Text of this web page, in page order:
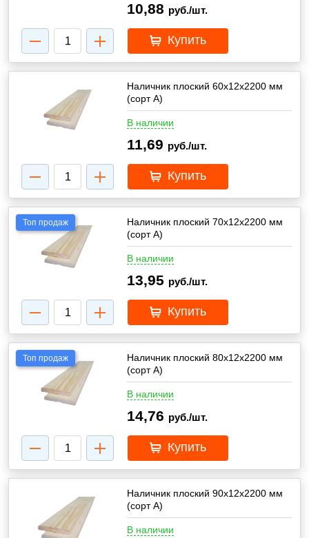
10,88 руб./шт.
Купить
Наличник плоский 60х12х2200 мм
(сорт А)
В наличии
11,69 руб./шт.
Купить
Топ продаж
Наличник плоский 70х12х2200 мм
(сорт А)
В наличии
13,95 руб./шт.
Купить
Топ продаж
Наличник плоский 80х12х2200 мм
(сорт А)
В наличии
14,76 руб./шт.
Купить
Наличник плоский 90х12х2200 мм
(сорт А)
В наличии